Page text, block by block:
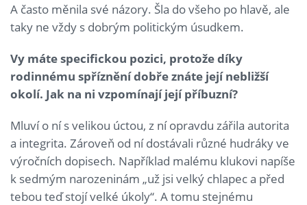
A často měnila své názory. Šla do všeho po hlavě, ale
taky ne vždy s dobrým politickým úsudkem.
Vy máte specifickou pozici, protože díky
rodinnému spříznění dobře znáte její nebližší
okolí. Jak na ni vzpomínají její příbuzní?
Mluví o ní s velikou úctou, z ní opravdu zářila autorita
a integrita. Zároveň od ní dostávali různé hudráky ve
výročních dopisech. Například malému klukovi napíše
k sedmým narozeninám „už jsi velký chlapec a před
tebou teď stojí velké úkoly“. A tomu stejnému